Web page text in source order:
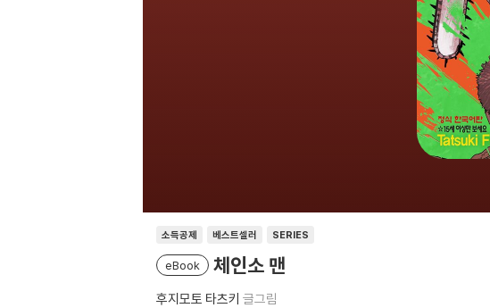
소득공제 베스트셀러 SERIES
eBook 체인소 맨
후지모토 타츠키 글그림